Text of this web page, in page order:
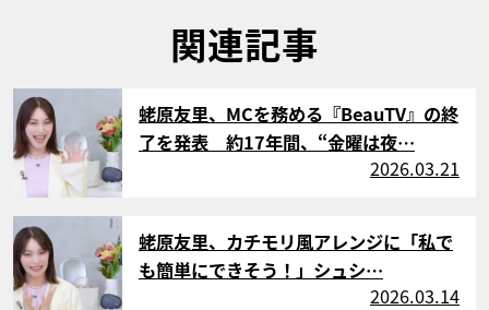
関連記事
サムネイル
蛯原友里、MCを務める『BeauTV』の終
了を発表 約17年間、“金曜は夜…
2026.03.21
サムネイル
蛯原友里、カチモリ風アレンジに「私で
も簡単にできそう！」シュシ…
2026.03.14